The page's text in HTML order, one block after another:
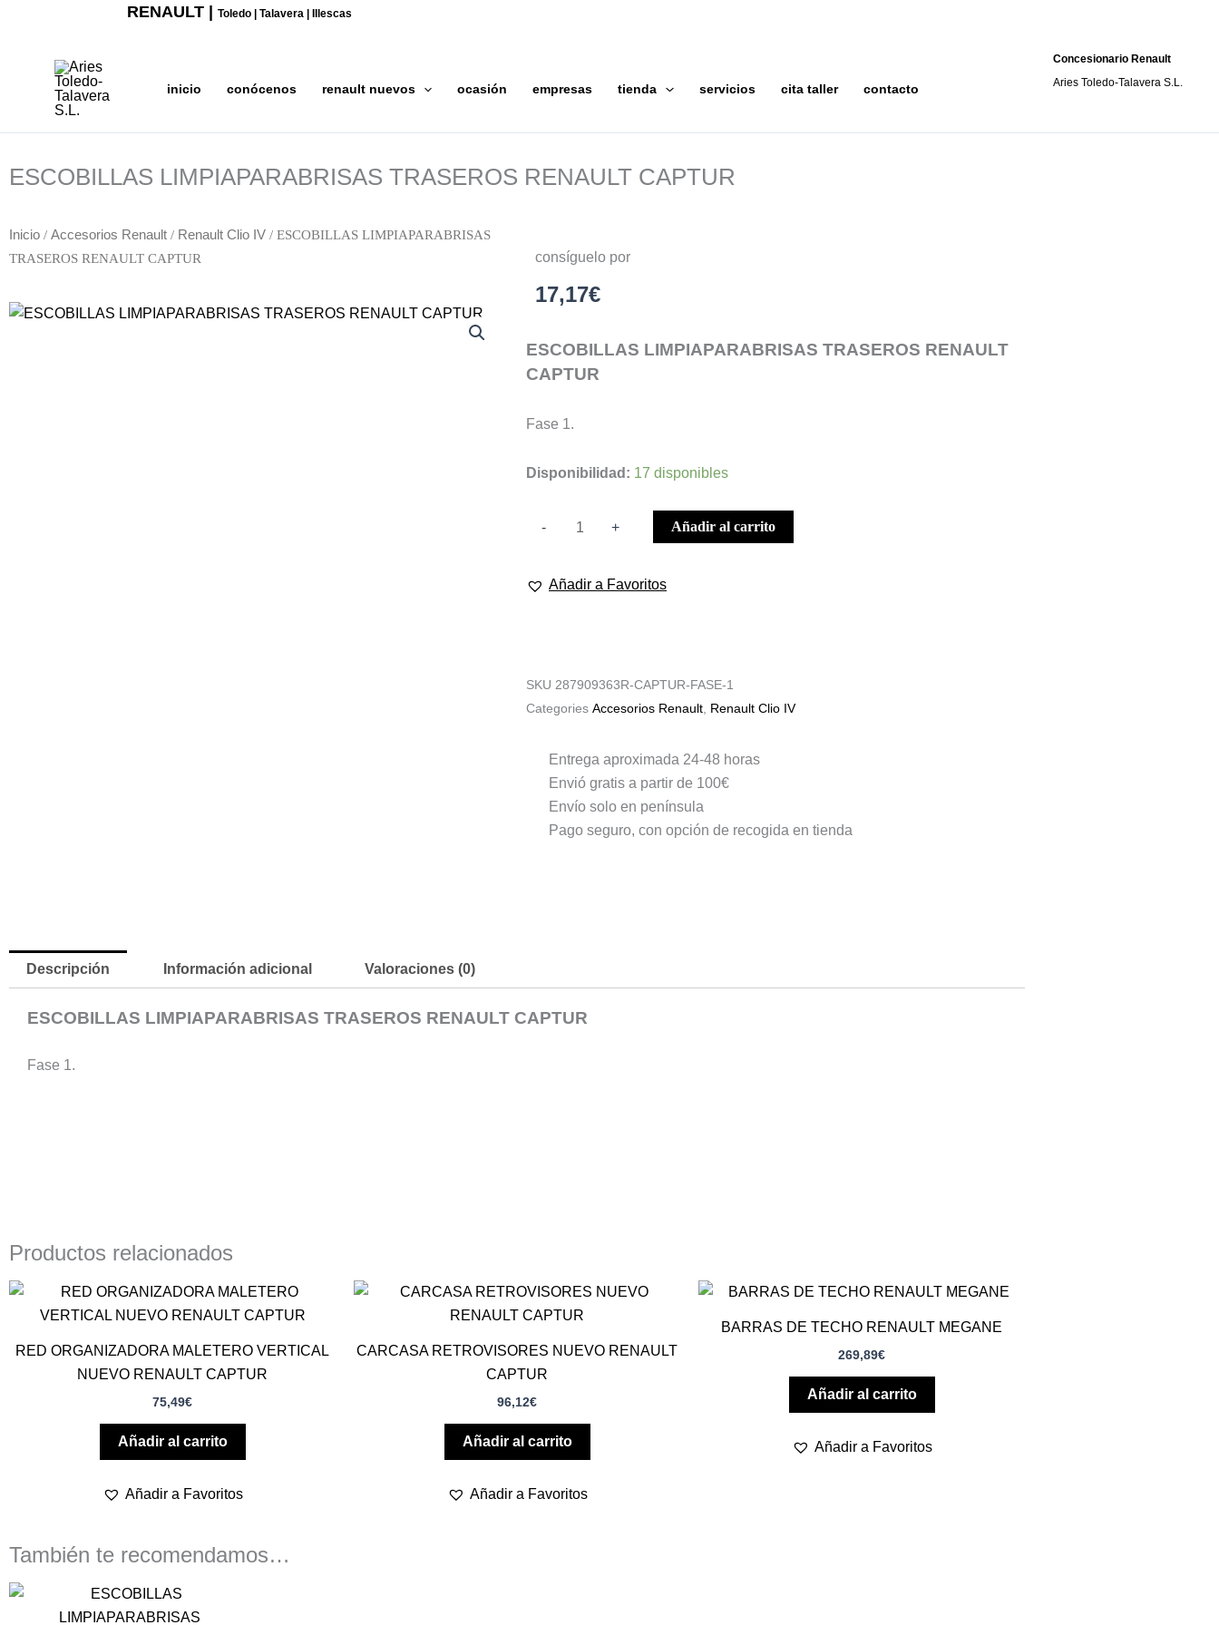
contenido
RENAULT | Toledo | Talavera | Illescas
inicio conócenos renault nuevos ocasión empresas tienda servicios cita taller contacto
Concesionario Renault
Aries Toledo-Talavera S.L.
ESCOBILLAS LIMPIAPARABRISAS TRASEROS RENAULT CAPTUR
Inicio / Accesorios Renault / Renault Clio IV / ESCOBILLAS LIMPIAPARABRISAS
TRASEROS RENAULT CAPTUR
consíguelo por
17,17€
ESCOBILLAS LIMPIAPARABRISAS TRASEROS RENAULT
CAPTUR
Fase 1.
Disponibilidad: 17 disponibles
-
ESCOBILLAS
TRASEROS
cantidad
+ Añadir al carrito
Añadir a Favoritos
SKU 287909363R-CAPTUR-FASE-1
Categories Accesorios Renault Renault Clio IV
Entrega aproximada 24-48 horas
Envió gratis a partir de 100€
Envío solo en península
Pago seguro, con opción de recogida en tienda
Descripción Información adicional Valoraciones (0)
ESCOBILLAS LIMPIAPARABRISAS TRASEROS RENAULT CAPTUR
Fase 1.
Productos relacionados
RED ORGANIZADORA MALETERO VERTICAL
NUEVO RENAULT CAPTUR
75,49€
Añadir al carrito
Añadir a Favoritos
CARCASA RETROVISORES NUEVO RENAULT
CAPTUR
96,12€
Añadir al carrito
Añadir a Favoritos
BARRAS DE TECHO RENAULT MEGANE
269,89€
Añadir al carrito
Añadir a Favoritos
También te recomendamos…